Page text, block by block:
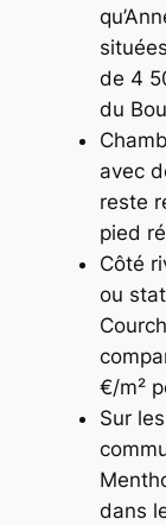
de 4
du
avec
reste
pied
Côté
ou
€/m²
Sur
dans